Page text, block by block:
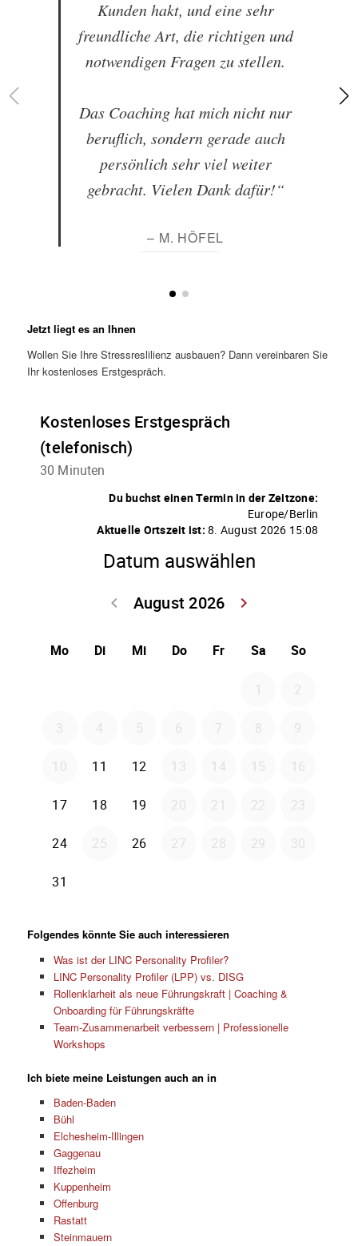
Kunden hakt, und eine sehr
freundliche Art, die richtigen und
notwendigen Fragen zu stellen.
Das Coaching hat mich nicht nur
beruflich, sondern gerade auch
persönlich sehr viel weiter
gebracht. Vielen Dank dafür!“
– M. HÖFEL
Jetzt liegt es an Ihnen
Wollen Sie Ihre Stressreslilienz ausbauen? Dann vereinbaren Sie
Ihr kostenloses Erstgespräch.
Folgendes könnte Sie auch interessieren
Was ist der LINC Personality Profiler?
LINC Personality Profiler (LPP) vs. DISG
Rollenklarheit als neue Führungskraft | Coaching &
Onboarding für Führungskräfte
Team-Zusammenarbeit verbessern | Professionelle
Workshops
Ich biete meine Leistungen auch an in
Baden-Baden
Bühl
Elchesheim-Illingen
Gaggenau
Iffezheim
Kuppenheim
Offenburg
Rastatt
Steinmauern